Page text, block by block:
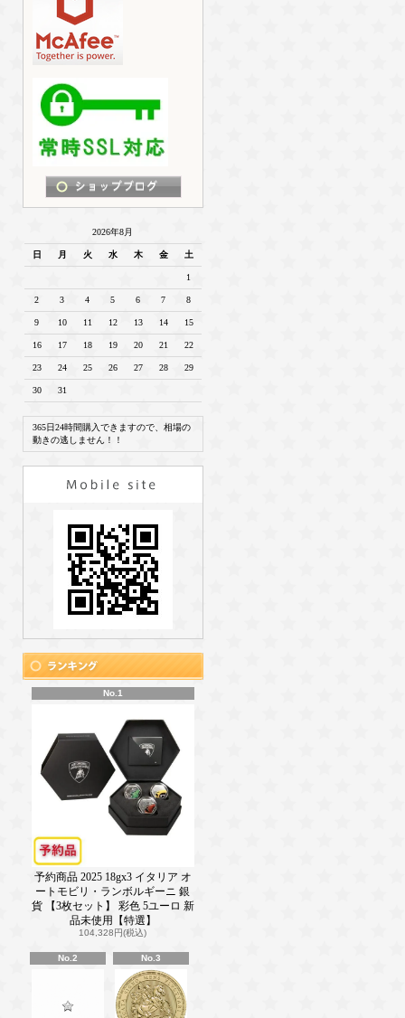
2026年8月
日 月 火 水 木 金 土
1
2 3 4 5 6 7 8
9 10 11 12 13 14 15
16 17 18 19 20 21 22
23 24 25 26 27 28 29
30 31
365日24時間購入できますので、相場の
動きの逃しません！！
No.1
予約商品 2025 18gx3 イタリア オ
ートモビリ・ランボルギーニ 銀
貨 【3枚セット】 彩色 5ユーロ 新
品未使用【特選】
104,328円(税込)
No.2 No.3